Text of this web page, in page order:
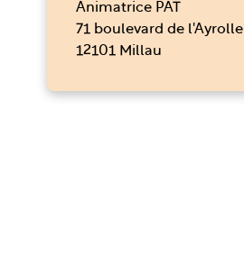
Animatrice PAT
71 boulevard de l'Ayrolle
12101 Millau